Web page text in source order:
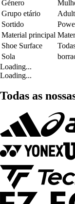
Género
Grupo etário
Sortido
Material principal
Shoe Surface
Sola
Loading...
Loading...
Todas as